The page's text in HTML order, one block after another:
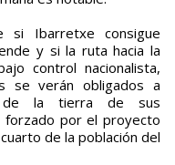
si Ibarretxe consigue
y si la ruta hacia la
control nacionalista,
se verán obligados a
de la tierra de sus
forzado por el proyecto
de la población del